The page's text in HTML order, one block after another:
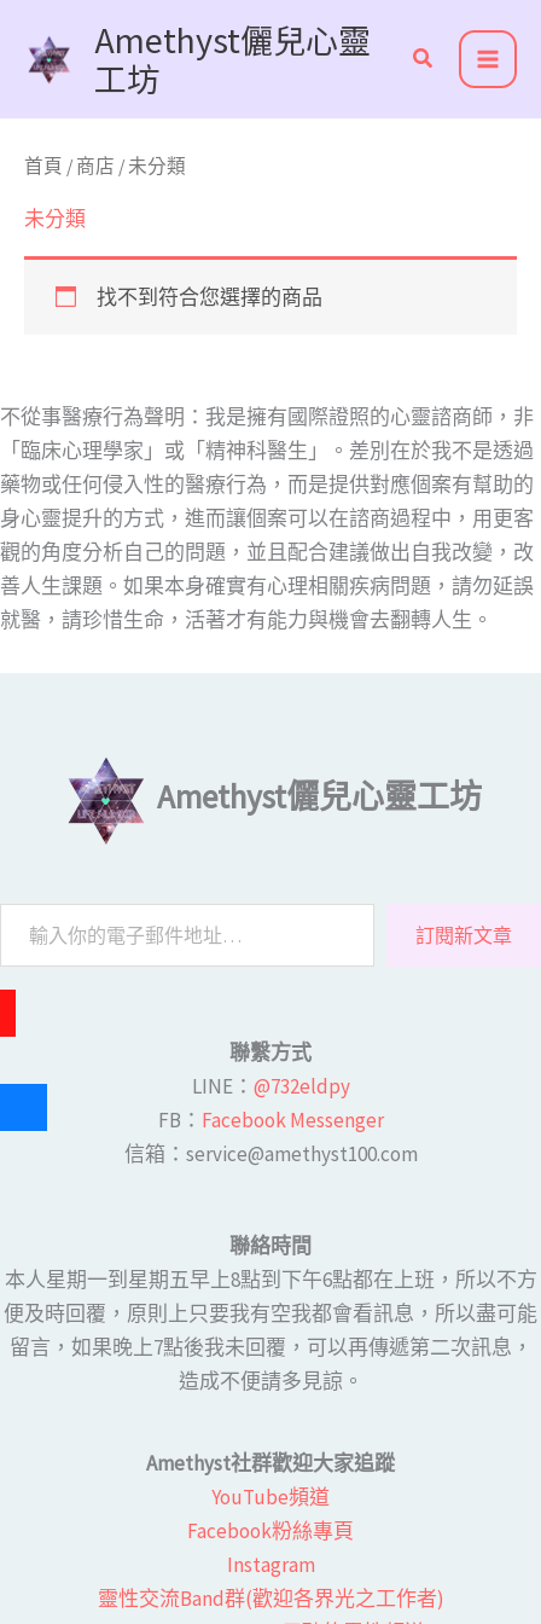
要
Amethyst儷兒心靈
工坊
首頁 / 商店 / 未分類
未分類
找不到符合您選擇的商品
不從事醫療行為聲明：我是擁有國際證照的心靈諮商師，非
「臨床心理學家」或「精神科醫生」。差別在於我不是透過
藥物或任何侵入性的醫療行為，而是提供對應個案有幫助的
身心靈提升的方式，進而讓個案可以在諮商過程中，用更客
觀的角度分析自己的問題，並且配合建議做出自我改變，改
善人生課題。如果本身確實有心理相關疾病問題，請勿延誤
就醫，請珍惜生命，活著才有能力與機會去翻轉人生。
Amethyst儷兒心靈工坊
訂閱新文章
聯繫方式
LINE​： @732eldpy
FB：​ Facebook Messenger
​​信箱：service@amethyst100.com
聯絡時間
本人星期一到星期五早上8點到下午6點都在上班，所以不方
便及時回覆，原則上只要我有空我都會看訊息，所以盡可能
留言，如果晚上7點後我未回覆，可以再傳遞第二次訊息，
造成不便請多見諒。
Amethyst社群歡迎大家追蹤
YouTube頻道
Facebook粉絲專頁​
Instagram
靈性交流Band群(歡迎各界光之工作者)​